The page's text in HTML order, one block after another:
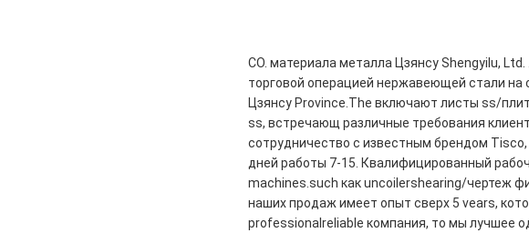
CO. материала металла Цзянсу Shengyilu,
торговой операцией нержавеющей стали на
Цзянсу Province.The включают листы ss/
ss, встречающ различные требования
сотрудничество с известным брендом
дней работы 7-15. Квалифицированный
machines.such как uncoilershearing/чертеж
наших продаж имеет опыт сверх 5 vears,
professionalreliable компания, то мы лучшее